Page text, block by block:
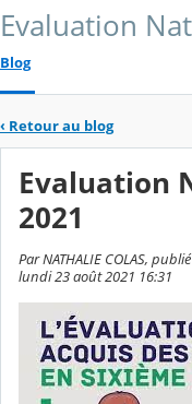
Evaluation
Blog
‹ Retour au blog
Evaluation
2021
Par NATHALIE COLAS,
lundi 23 août 2021 16:31